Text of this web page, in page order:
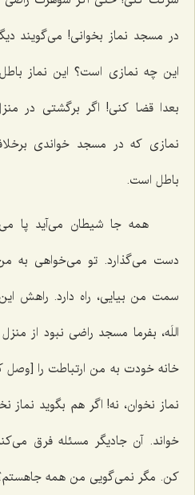
در مسجد نماز بخوانی! می‌گویند
این چه نمازی است؟ این نماز
بعدا قضا کنی! اگر برگشتی در
نمازی که در مسجد خواندی
باطل است.
همه جا شیطان می‌آید پا
دست می‌گذارد. تو می‌خواهی به
سمت من بیایی، راه دارد. راهش
اللَه، بفرما مسجد راضی نبود از
خانه خودت به من ارتباطت را [وصل
نماز نخوان، نه! اگر هم بگوید نماز
خواند. آن جادیگر مسئله فرق
کن. مگر نمی‌گویی من همه